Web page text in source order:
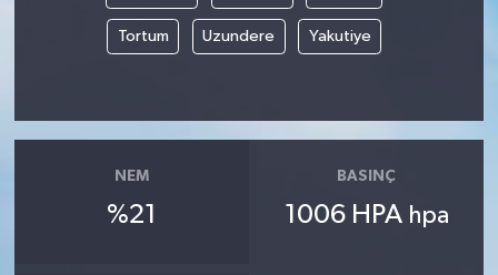
Tortum Uzundere Yakutiye
NEM
%21
BASINÇ
1006 HPA hpa